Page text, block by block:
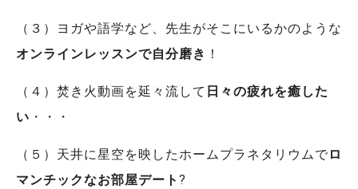
（３）ヨガや語学など、先生がそこにいるかのような
オンラインレッスンで自分磨き ！
（４）焚き火動画を延々流して 日々の疲れを癒した
い ・・・
（５）天井に星空を映したホームプラネタリウムで ロ
マンチックなお部屋デート ?